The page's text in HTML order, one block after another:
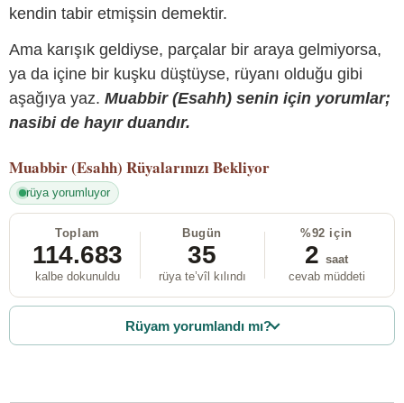
kendin tabir etmişsin demektir.
Ama karışık geldiyse, parçalar bir araya gelmiyorsa,
ya da içine bir kuşku düştüyse, rüyanı olduğu gibi
aşağıya yaz. Muabbir (Esahh) senin için yorumlar;
nasibi de hayır duandır.
Muabbir (Esahh) Rüyalarınızı Bekliyor
rüya yorumluyor
Toplam
114.683
kalbe dokunuldu
Bugün
35
rüya te’vîl kılındı
%92 için
2 saat
cevab müddeti
Rüyam yorumlandı mı?